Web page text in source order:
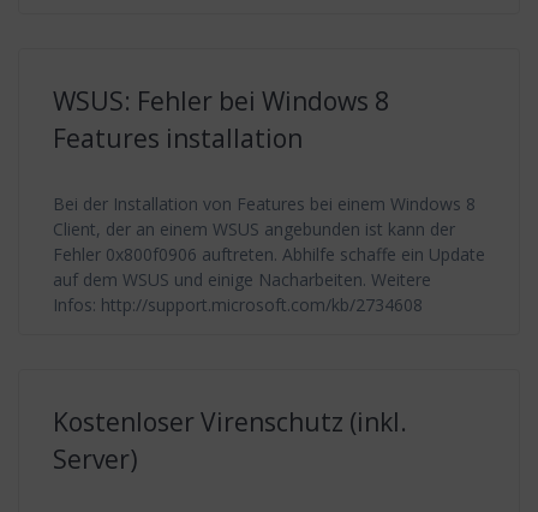
WSUS: Fehler bei Windows 8
Features installation
Bei der Installation von Features bei einem Windows 8
Client, der an einem WSUS angebunden ist kann der
Fehler 0x800f0906 auftreten. Abhilfe schaffe ein Update
auf dem WSUS und einige Nacharbeiten. Weitere
Infos: http://support.microsoft.com/kb/2734608
Kostenloser Virenschutz (inkl.
Server)